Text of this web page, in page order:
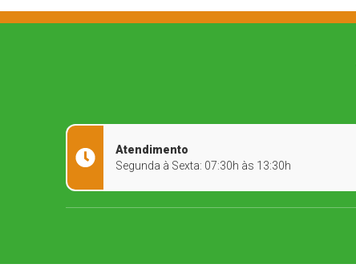
Atendimento
Segunda à Sexta: 07:30h às 13:30h